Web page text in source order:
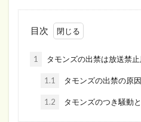
目次
1 タモンズの出禁は放送禁
1.1 タモンズの出禁の原
1.2 タモンズのつき騒動